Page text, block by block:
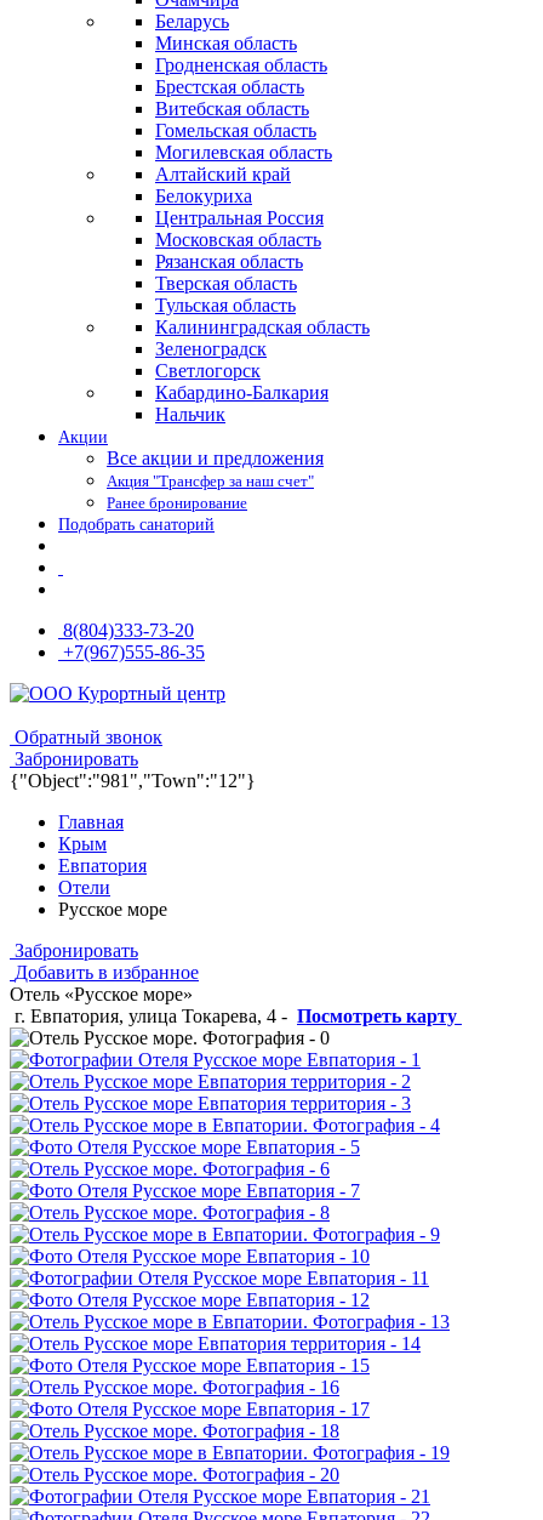
Беларусь
Минская область
Гродненская область
Брестская область
Витебская область
Гомельская область
Могилевская область
Алтайский край
Белокуриха
Центральная Россия
Московская область
Рязанская область
Тверская область
Тульская область
Калининградская область
Зеленоградск
Светлогорск
Кабардино-Балкария
Нальчик
Акции
Все акции и предложения
Акция "Трансфер за наш счет"
Ранее бронирование
Подобрать санаторий
8(804)333-73-20
+7(967)555-86-35
Обратный звонок
Забронировать
{"Object":"981","Town":"12"}
Главная
Крым
Евпатория
Отели
Русское море
Забронировать
Добавить в избранное
Отель «Русское море»
г. Евпатория, улица Токарева, 4 - Посмотреть карту